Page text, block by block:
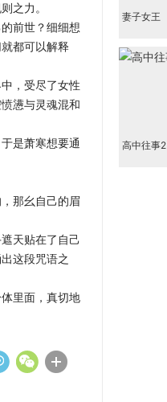
之力。
前世？细细想
都可以解释
，受尽了女性
懑与灵魂混和
是萧寒想要通
那幺自己的眉
天贴在了自己
这段咒语之
里面，真切地
妻子女王
高中往事2